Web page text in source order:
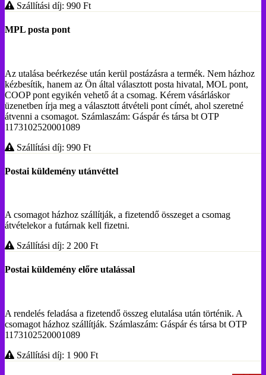
Szállítási díj: 990 Ft
MPL posta pont
Az utalása beérkezése után kerül postázásra a termék. Nem házhoz
kézbesítik, hanem az Ön által választott posta hivatal, MOL pont,
COOP pont egyikén vehető át a csomag. Kérem vásárláskor
üzenetben írja meg a választott átvételi pont címét, ahol szeretné
átvenni a csomagot. Számlaszám: Gáspár és társa bt OTP
1173102520001089
Szállítási díj: 990 Ft
Postai küldemény utánvéttel
A csomagot házhoz szállítják, a fizetendő összeget a csomag
átvételekor a futárnak kell fizetni.
Szállítási díj: 2 200 Ft
Postai küldemény előre utalással
A rendelés feladása a fizetendő összeg elutalása után történik. A
csomagot házhoz szállítják. Számlaszám: Gáspár és társa bt OTP
1173102520001089
Szállítási díj: 1 900 Ft